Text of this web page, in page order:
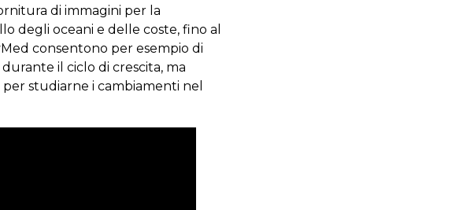
di immagini per la
degli oceani e delle coste, fino al
consentono per esempio di
il ciclo di crescita, ma
studiarne i cambiamenti nel